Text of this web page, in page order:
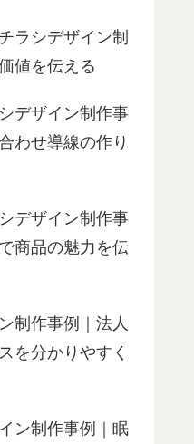
分の
伝でき
ひ一度
ラシデザイン制
値を伝える
デザイン制作事
わせ導線の作り
デザイン制作事
商品の魅力を伝
制作事例｜法人
を分かりやすく
ン制作事例｜眠